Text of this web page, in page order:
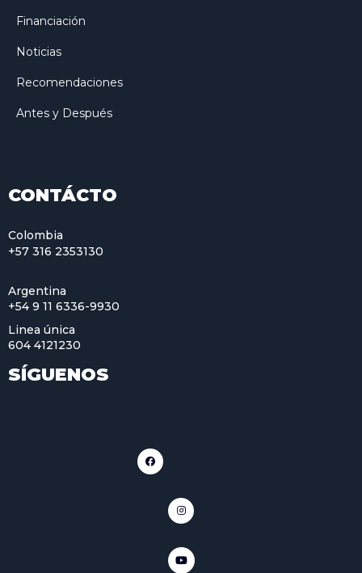
Financiación
Noticias
Recomendaciones
Antes y Después
CONTÁCTO
Colombia
+57 316 2353130
Argentina
+54 9 11 6336-9930
Linea única
604 4121230
SÍGUENOS